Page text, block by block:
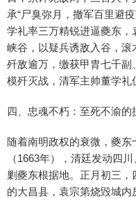
承“尸臭弥月，撤军百里避
学礼率三万精锐进逼夔东
峡谷，以疑兵诱敌入谷，滚
歼敌逾万，缴获甲胄七千
模歼灭战，清军主帅董学礼
四、忠魂不朽：至死不渝的
随着南明政权的衰微，夔
（1663年），清廷发动四
剿夔东根据地。正月初三
的大昌县，袁宗第烧毁城